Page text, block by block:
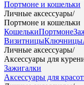
Портмоне и кошельки
Личные аксессуары/
Портмоне и кошельки
КошелькиПортмоне
ВизитницыКлючницы
Личные аксессуары/
Аксессуары для
Зажигалки
Аксессуары для